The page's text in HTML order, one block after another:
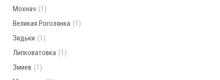
Мохнач (1)
Великая Рогозянка (1)
Зидьки (1)
Липковатовка (1)
Змиев (1)